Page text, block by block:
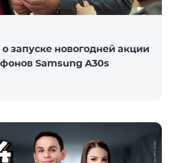
запуске новогодней акции
Samsung A30s